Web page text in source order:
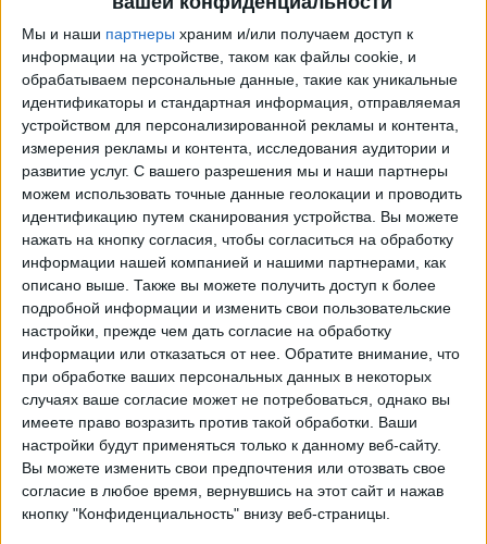
Мы и наши партнеры храним и/или получаем доступ к
информации на устройстве, таком как файлы cookie, и
обрабатываем персональные данные, такие как уникальные
идентификаторы и стандартная информация, отправляемая
устройством для персонализированной рекламы и контента,
измерения рекламы и контента, исследования аудитории и
развитие услуг. С вашего разрешения мы и наши партнеры
можем использовать точные данные геолокации и проводить
идентификацию путем сканирования устройства. Вы можете
нажать на кнопку согласия, чтобы согласиться на обработку
информации нашей компанией и нашими партнерами, как
описано выше. Также вы можете получить доступ к более
подробной информации и изменить свои пользовательские
настройки, прежде чем дать согласие на обработку
информации или отказаться от нее. Обратите внимание, что
при обработке ваших персональных данных в некоторых
случаях ваше согласие может не потребоваться, однако вы
имеете право возразить против такой обработки. Ваши
настройки будут применяться только к данному веб-сайту.
Вы можете изменить свои предпочтения или отозвать свое
согласие в любое время, вернувшись на этот сайт и нажав
кнопку "Конфиденциальность" внизу веб-страницы.
Программа передач трансляции матчей в прямом
эфире вАлжир
Матчи сегодня суббота, 08.08.2026
20:00
Women’s Africa Cup of Nations
1/4 финала
Кот-д
Алжир
CAF TV YouTube